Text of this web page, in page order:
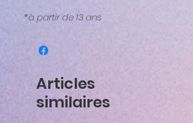
*à partir de 13 ans
Articles
similaires